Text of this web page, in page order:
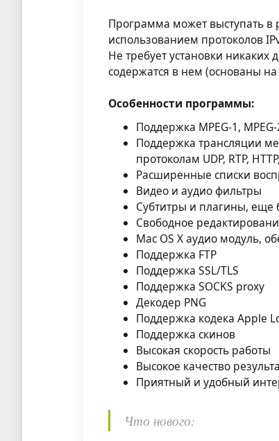
Программа может выступать в
использованием протоколов
Не требует установки никаких
содержатся в нем (основаны
Особенности программы:
Поддержка MPEG-1,
Поддержка трансляции
протоколам UDP, RTP,
Расширенные списки
Видео и аудио фильтры
Субтитры и плагины,
Свободное
Mac OS X аудио модуль,
Поддержка FTP
Поддержка SSL/TLS
Поддержка SOCKS proxy
Декодер PNG
Поддержка кодека Apple
Поддержка скинов
Высокая скорость работы
Высокое качество
Приятный и удобный
Что нового: